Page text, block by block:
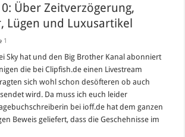
Über Zeitverzögerung,
Lügen und Luxusartikel
1
Sky hat und den Big Brother Kanal abonniert
die bei Clipfish.de einen Livestream
sich wohl schon desöfteren ob auch
wird. Da muss ich euch leider
bei ioff.de hat dem ganzen
Beweis geliefert, dass die Geschehnisse im